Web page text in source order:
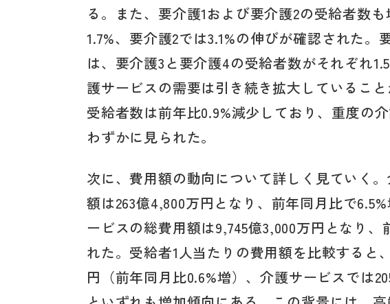
る。また、要介護1および要介護2の受給者数
1.7%、要介護2では3.1%の伸びが確認された。
は、要介護3と要介護4の受給者数がそれぞれ
護サービスの需要は引き続き拡大しているこ
受給者数は前年比0.9%減少しており、重度の
わずかに見られた。
次に、費用額の動向について詳しく見ていく
額は263億4,800万円となり、前年同月比で
ービスの総費用額は9,745億3,000万円となり、
れた。受給者1人当たりの費用額を比較すると
円（前年同月比0.6%増）、介護サービスでは